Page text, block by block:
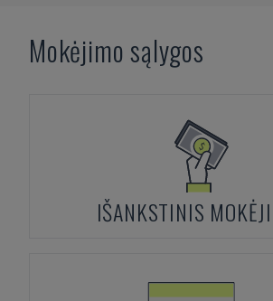
Mokėjimo sąlygos
IŠANKSTINIS